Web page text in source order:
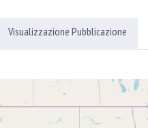
Visualizzazione Pubblicazione